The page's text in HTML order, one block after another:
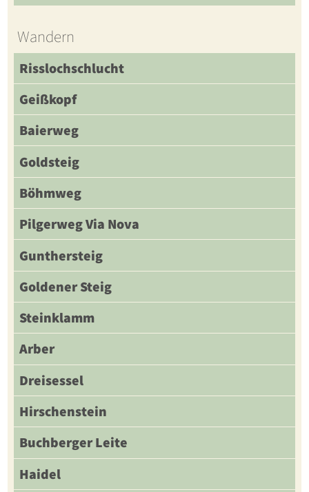
Wandern
Risslochschlucht
Geißkopf
Baierweg
Goldsteig
Böhmweg
Pilgerweg Via Nova
Gunthersteig
Goldener Steig
Steinklamm
Arber
Dreisessel
Hirschenstein
Buchberger Leite
Haidel